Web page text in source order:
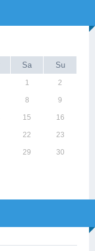
Sa Su
1 2
8 9
15 16
22 23
29 30